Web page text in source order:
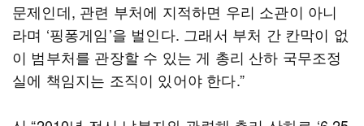
문제인데, 관련 부처에 지적하면 우리 소관이 아니
라며 ‘핑퐁게임’을 벌인다. 그래서 부처 간 칸막이 없
이 범부처를 관장할 수 있는 게 총리 산하 국무조정
실에 책임지는 조직이 있어야 한다.”